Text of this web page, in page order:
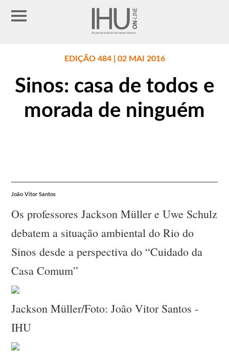
EDIÇÃO 484 | 02 MAI 2016
Sinos: casa de todos e
morada de ninguém
João Vitor Santos
Os professores Jackson Müller e Uwe Schulz
debatem a situação ambiental do Rio do
Sinos desde a perspectiva do “Cuidado da
Casa Comum”
Jackson Müller/Foto: João Vitor Santos -
IHU